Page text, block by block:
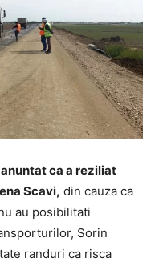
anuntat ca a reziliat
Scavi, din cauza ca
au posibilitati
Sorin
randuri ca risca